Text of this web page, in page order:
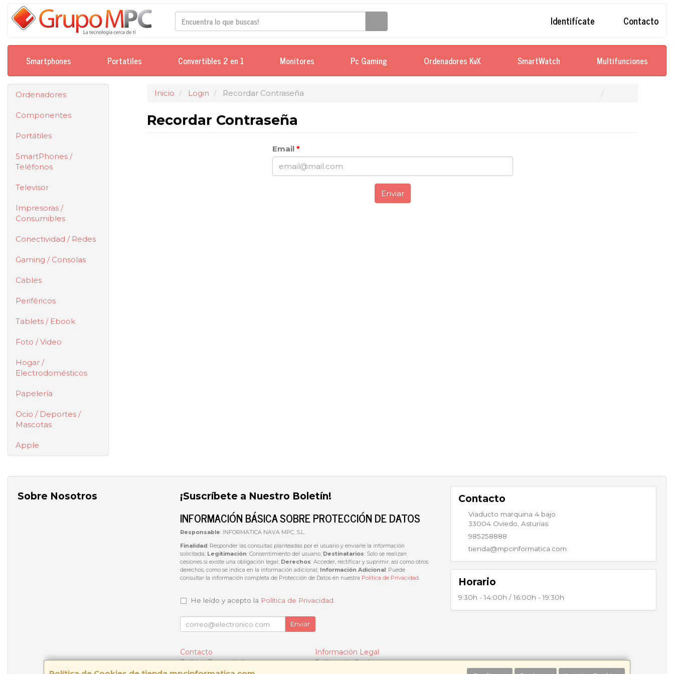
Identifícate Contacto
Smartphones Portatiles Convertibles 2 en 1 Monitores Pc Gaming Ordenadores KvX SmartWatch Multifunciones
Ordenadores
Componentes
Portátiles
SmartPhones /
Teléfonos
Televisor
Impresoras /
Consumibles
Conectividad / Redes
Gaming / Consolas
Cables
Periféricos
Tablets / Ebook
Foto / Video
Hogar /
Electrodomésticos
Papelería
Ocio / Deportes /
Mascotas
Apple
Inicio Login Recordar Contraseña
Recordar Contraseña
Email *
Enviar
Sobre Nosotros ¡Suscríbete a Nuestro Boletín!
INFORMACIÓN BÁSICA SOBRE PROTECCIÓN DE DATOS
Responsable: INFORMATICA NAVA MPC, S.L.
Finalidad: Responder las consultas planteadas por el usuario y enviarle la información
solicitada; Legitimación: Consentimiento del usuario; Destinatarios: Solo se realizan
cesiones si existe una obligación legal; Derechos: Acceder, rectificar y suprimir, así como otros
derechos, como se indica en la información adicional; Información Adicional: Puede
consultar la información completa de Protección de Datos en nuestra Política de Privacidad
He leído y acepto la Política de Privacidad
Enviar
Contacto
Información Legal
Política Privacidad
Política de Cookies
Contacto
Viaducto marquina 4 bajo
33004 Oviedo Asturias
985258888
tienda@mpcinformatica.com
Horario
9:30h - 14:00h / 16:00h - 19:30h